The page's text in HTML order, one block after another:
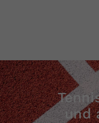
und